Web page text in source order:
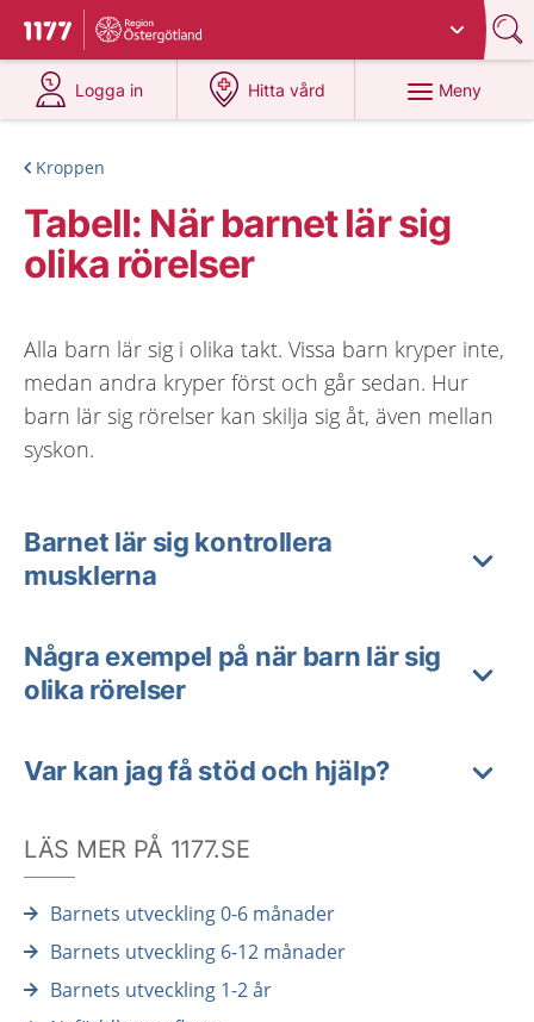
Till startsidan för 1177
Du har valt region
Logga in
på 1177.se
Hitta vård
på 1177.se
Meny
Kroppen
Tabell: När barnet lär sig
olika rörelser
Alla barn lär sig i olika takt. Vissa barn kryper inte,
medan andra kryper först och går sedan. Hur
barn lär sig rörelser kan skilja sig åt, även mellan
syskon.
Barnet lär sig kontrollera
musklerna
Några exempel på när barn lär sig
olika rörelser
Var kan jag få stöd och hjälp?
LÄS MER PÅ 1177.SE
Barnets utveckling 0-6 månader
Barnets utveckling 6-12 månader
Barnets utveckling 1-2 år